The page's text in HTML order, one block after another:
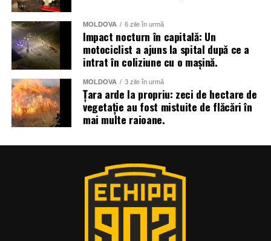
MOLDOVA 6 zile în urmă
Impact nocturn în capitală: Un
motociclist a ajuns la spital după ce a
intrat în coliziune cu o mașină.
MOLDOVA 3 zile în urmă
Țara arde la propriu: zeci de hectare de
vegetație au fost mistuite de flăcări în
mai multe raioane.